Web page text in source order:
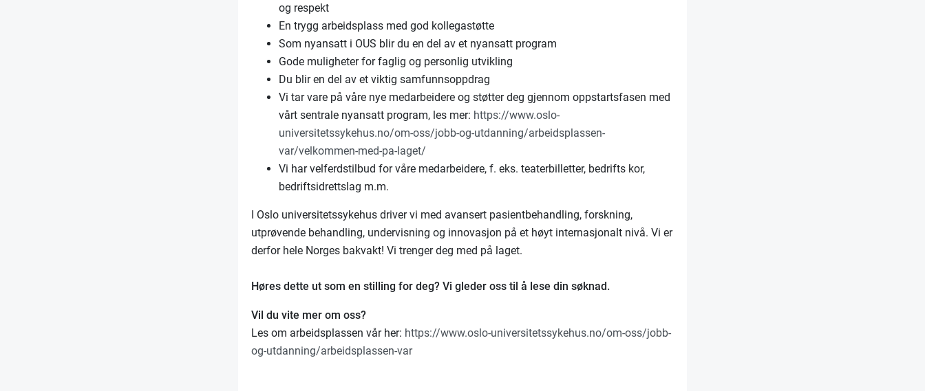
og respekt
En trygg arbeidsplass med god kollegastøtte
Som nyansatt i OUS blir du en del av et nyansatt program
Gode muligheter for faglig og personlig utvikling
Du blir en del av et viktig samfunnsoppdrag
Vi tar vare på våre nye medarbeidere og støtter deg gjennom oppstartsfasen med
vårt sentrale nyansatt program, les mer: https://www.oslo-
universitetssykehus.no/om-oss/jobb-og-utdanning/arbeidsplassen-
var/velkommen-med-pa-laget/
Vi har velferdstilbud for våre medarbeidere, f. eks. teaterbilletter, bedrifts kor,
bedriftsidrettslag m.m.
I Oslo universitetssykehus driver vi med avansert pasientbehandling, forskning,
utprøvende behandling, undervisning og innovasjon på et høyt internasjonalt nivå. Vi er
derfor hele Norges bakvakt! Vi trenger deg med på laget.
Høres dette ut som en stilling for deg? Vi gleder oss til å lese din søknad.
Vil du vite mer om oss?
Les om arbeidsplassen vår her: https://www.oslo-universitetssykehus.no/om-oss/jobb-
og-utdanning/arbeidsplassen-var